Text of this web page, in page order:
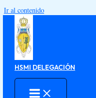
Ir al contenido
HSMI DELEGACIÓN